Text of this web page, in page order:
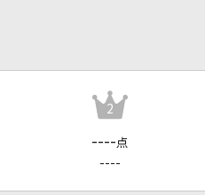
2
---- 点
----